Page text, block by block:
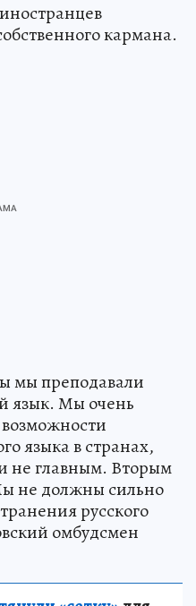
кармана.
мы преподавали
язык. Мы очень
языка в странах,
не главным. Вторым
не должны сильно
русского
омбудсмен